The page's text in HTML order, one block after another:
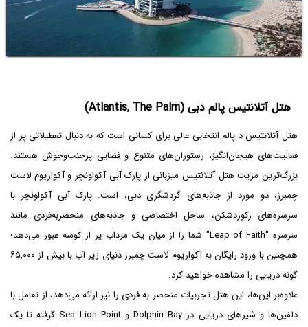
هتل آتلانتیس پالم دبی (Atlantis, The Palm)
هتل آتلانتیس دِ پالم انتخابی عالی برای کسانی است که به دنبال تعطیلاتی پر از
فعالیت‌های هیجان‌انگیز، رستوران‌های متنوع و فضایی پرجنب‌وجوش هستند.
بزرگ‌ترین مزیت هتل آتلانتیس میزبانی از پارک آبی آکواونچر و آکواریوم لاست
چمبرز، دو مورد از جاذبه‌های گردشگری دبی، است. پارک آبی آکواونچر با
سرسره‌های رکوردشکن، ساحل اختصاصی و جاذبه‌های منحصربه‌فردی مانند
سرسره "Leap of Faith" شما را از میان یک مرداب پر از کوسه عبور می‌دهد؛
همچنین با ورود رایگان به آکواریوم لاست چمبرز دنیای زیر آب با بیش از ۶۵,۰۰۰
گونه دریایی را مشاهده خواهید کرد.
علاوه‌بر این‌ها، این هتل تجربیات منحصر به فردی را نیز ارائه می‌دهد، از تعامل با
دلفین‌ها و شیرهای دریایی در Dolphin Bay و Sea Lion Point گرفته تا یک